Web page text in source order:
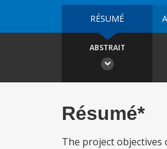
RÉSUMÉ
ABSTRAIT
Résumé*
The project objectives